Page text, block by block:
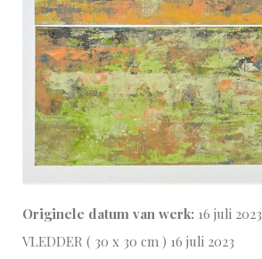
Originele datum van werk: 16 juli 2023
VLEDDER ( 30 x 30 cm ) 16 juli 2023